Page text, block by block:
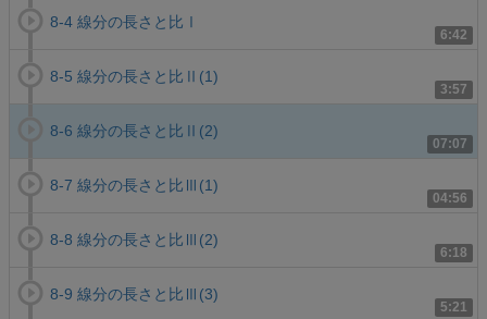
6:42
8-4 線分の長さと比Ⅰ
3:57
8-5 線分の長さと比Ⅱ(1)
07:07
8-6 線分の長さと比Ⅱ(2)
04:56
8-7 線分の長さと比Ⅲ(1)
6:18
8-8 線分の長さと比Ⅲ(2)
5:21
8-9 線分の長さと比Ⅲ(3)